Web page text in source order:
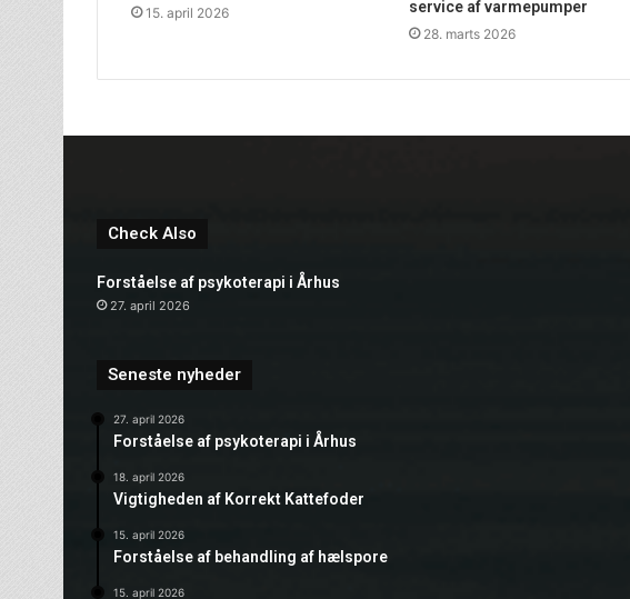
15. april 2026
service af varmepumper
28. marts 2026
Check Also
Forståelse af psykoterapi i Århus
27. april 2026
Seneste nyheder
27. april 2026
Forståelse af psykoterapi i Århus
18. april 2026
Vigtigheden af Korrekt Kattefoder
15. april 2026
Forståelse af behandling af hælspore
15. april 2026